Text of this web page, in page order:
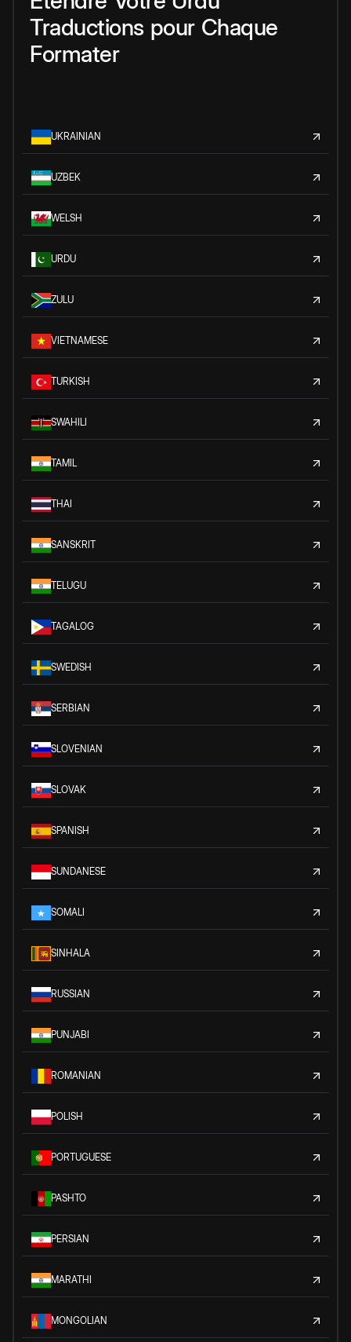
Traductions pour Chaque
Formater
UKRAINIAN
UZBEK
WELSH
URDU
ZULU
VIETNAMESE
TURKISH
SWAHILI
TAMIL
THAI
SANSKRIT
TELUGU
TAGALOG
SWEDISH
SERBIAN
SLOVENIAN
SLOVAK
SPANISH
SUNDANESE
SOMALI
SINHALA
RUSSIAN
PUNJABI
ROMANIAN
POLISH
PORTUGUESE
PASHTO
PERSIAN
MARATHI
MONGOLIAN